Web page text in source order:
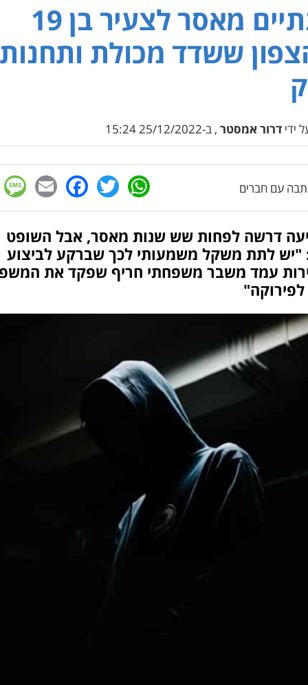
שנתיים מאסר לצעיר בן 19
ששדד מכולת ותחנות
ידי דרור אמסטר , ב-25/12/2022 15:24
עם חברים WhatsApp
Twitter
דרשה לפחות שש שנות מאסר, אבל השופט
"יש לתת משקל משמעותי לכך שברקע לביצוע
עמד משבר משפחתי חריף שפקד את
לפירוקה"